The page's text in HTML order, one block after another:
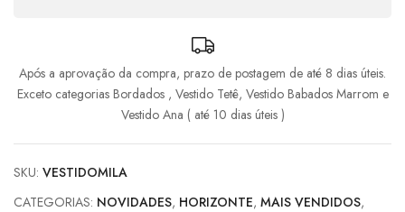
Após a aprovação da compra, prazo de postagem de até 8 dias úteis.
Exceto categorias Bordados , Vestido Tetê, Vestido Babados Marrom e
Vestido Ana ( até 10 dias úteis )
SKU: VESTIDOMILA
CATEGORIAS: NOVIDADES, HORIZONTE, MAIS VENDIDOS,